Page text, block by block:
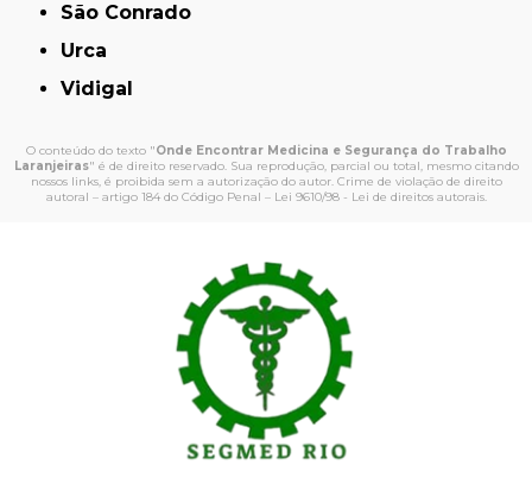
São Conrado
Urca
Vidigal
O conteúdo do texto "Onde Encontrar Medicina e Segurança do Trabalho
Laranjeiras" é de direito reservado. Sua reprodução, parcial ou total, mesmo citando
nossos links, é proibida sem a autorização do autor. Crime de violação de direito
autoral – artigo 184 do Código Penal – Lei 9610/98 - Lei de direitos autorais.